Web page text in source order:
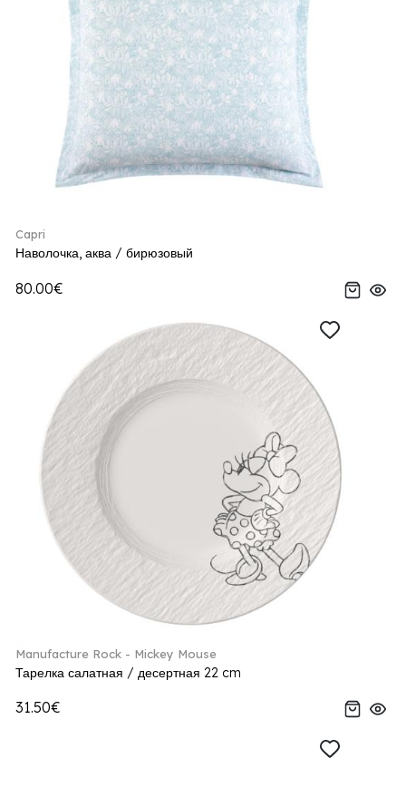
Capri
Наволочка, аква / бирюзовый
80.00€
Manufacture Rock - Mickey Mouse
Тарелка салатная / десертная 22 cm
31.50€